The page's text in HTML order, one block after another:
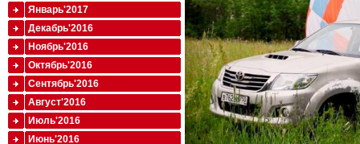
Январь'2017
Декабрь'2016
Ноябрь'2016
Октябрь'2016
Сентябрь'2016
Август'2016
Июль'2016
Июнь'2016